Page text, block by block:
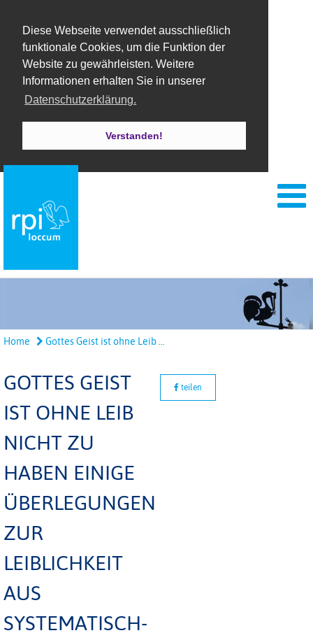
Diese Webseite verwendet ausschließlich
funktionale Cookies, um die Funktion der
Website zu gewährleisten. Weitere
Informationen erhalten Sie in unserer
Datenschutzerklärung.
Verstanden!
Home Gottes Geist ist ohne Leib ...
GOTTES GEIST
IST OHNE LEIB
NICHT ZU
HABEN EINIGE
ÜBERLEGUNGEN
ZUR
LEIBLICHKEIT
AUS
SYSTEMATISCH-
teilen